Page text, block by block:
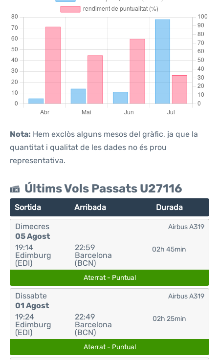
Nota: Hem exclòs alguns mesos del gràfic, ja que la
quantitat i qualitat de les dades no és prou
representativa.
Últims Vols Passats U27116
Sortida Arribada Durada
Dimecres
05 Agost
19:14
Edimburg
(EDI)
22:59
Barcelona
(BCN)
02h 45min
Airbus A319
Aterrat - Puntual
Dissabte
01 Agost
19:24
Edimburg
(EDI)
22:49
Barcelona
(BCN)
02h 25min
Airbus A319
Aterrat - Puntual